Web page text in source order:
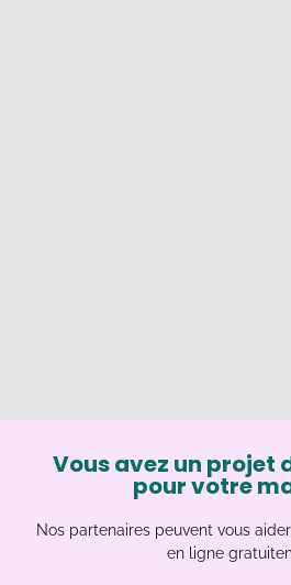
Vous avez un projet
pour votre
Nos partenaires peuvent vous
en ligne